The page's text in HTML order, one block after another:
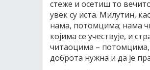
стеже и осетиш то
увек су иста. Милутин,
нама, потомцима; нама
којима се учествује, и
читаоцима – потомцима,
доброта нужна и да је